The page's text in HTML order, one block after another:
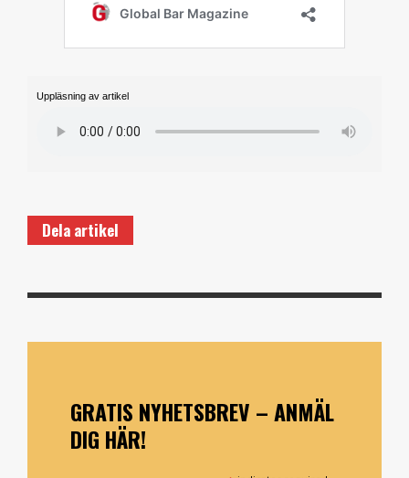
Uppläsning av artikel
Dela artikel
GRATIS NYHETSBREV – ANMÄL
DIG HÄR!